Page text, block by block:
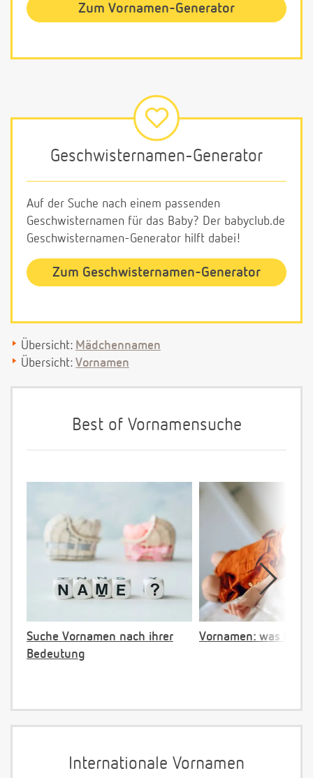
Zum Vornamen-Generator
Geschwisternamen-Generator
Auf der Suche nach einem passenden
Geschwisternamen für das Baby? Der babyclub.de
Geschwisternamen-Generator hilft dabei!
Zum Geschwisternamen-Generator
Übersicht: Mädchennamen
Übersicht: Vornamen
Best of Vornamensuche
Suche Vornamen nach ihrer
Bedeutung
Vornamen: was ist
Internationale Vornamen